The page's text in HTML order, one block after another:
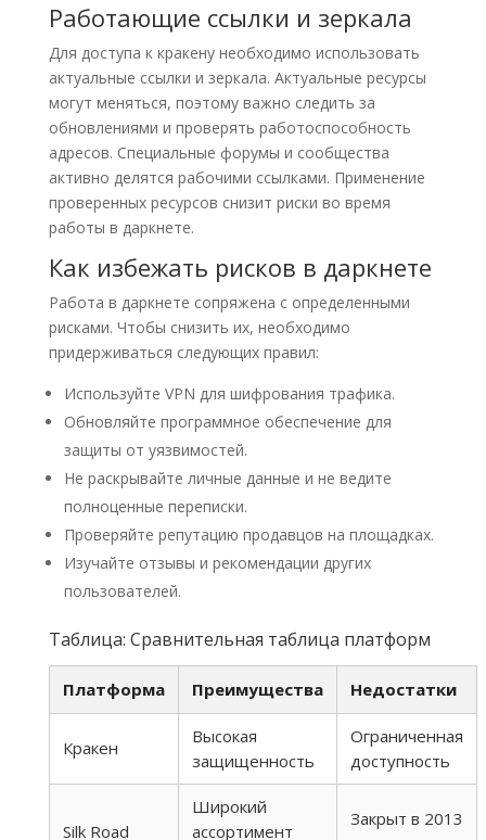
Работающие ссылки и зеркала
Для доступа к кракену необходимо использовать
актуальные ссылки и зеркала. Актуальные ресурсы
могут меняться, поэтому важно следить за
обновлениями и проверять работоспособность
адресов. Специальные форумы и сообщества
активно делятся рабочими ссылками. Применение
проверенных ресурсов снизит риски во время
работы в даркнете.
Как избежать рисков в даркнете
Работа в даркнете сопряжена с определенными
рисками. Чтобы снизить их, необходимо
придерживаться следующих правил:
Используйте VPN для шифрования трафика.
Обновляйте программное обеспечение для
защиты от уязвимостей.
Не раскрывайте личные данные и не ведите
полноценные переписки.
Проверяйте репутацию продавцов на площадках.
Изучайте отзывы и рекомендации других
пользователей.
Таблица: Сравнительная таблица платформ
Платформа Преимущества Недостатки
Кракен
Высокая
защищенность
Ограниченная
доступность
Silk Road
Широкий
ассортимент
Закрыт в 2013